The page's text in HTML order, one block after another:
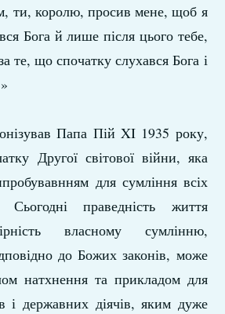
ти, королю, просив мене, щоб я
Бога й лише після цього тебе,
те, що спочатку слухався Бога і
Папа Пій XI 1935 року,
Другої світової війни, яка
для сумління всіх
праведність життя
власному сумлінню,
до Божих законів, може
натхнення та прикладом для
і державних діячів, яким дуже